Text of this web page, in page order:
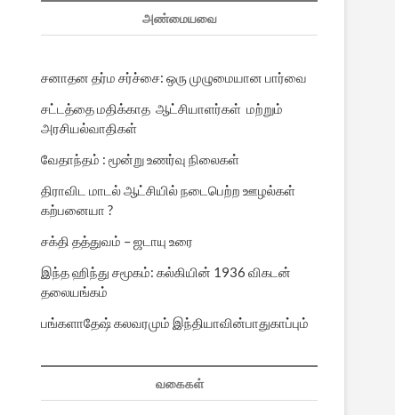
அண்மையவை
சனாதன தர்ம சர்ச்சை: ஒரு முழுமையான பார்வை
சட்டத்தை மதிக்காத ஆட்சியாளர்கள் மற்றும்
அரசியல்வாதிகள்
வேதாந்தம் : மூன்று உணர்வு நிலைகள்
திராவிட மாடல் ஆட்சியில் நடைபெற்ற ஊழல்கள்
கற்பனையா ?
சக்தி தத்துவம் – ஜடாயு உரை
இந்த ஹிந்து சமூகம்: கல்கியின் 1936 விகடன்
தலையங்கம்
பங்களாதேஷ் கலவரமும் இந்தியாவின்பாதுகாப்பும்
வகைகள்